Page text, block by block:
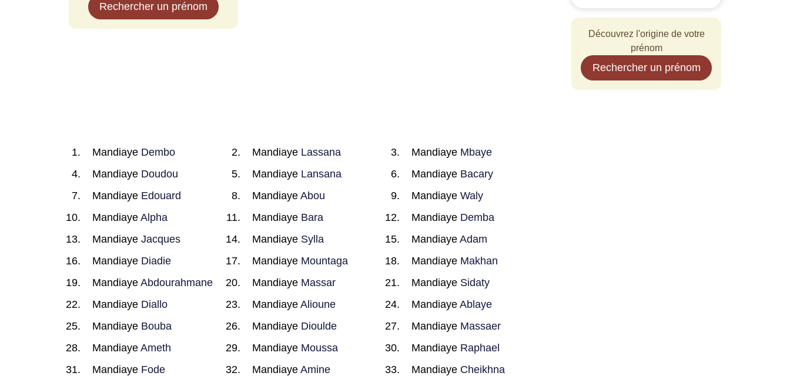
Rechercher un prénom
Mandiaye Dembo Mandiaye Lassana Mandiaye Mbaye
Mandiaye Doudou Mandiaye Lansana Mandiaye Bacary
Mandiaye Edouard Mandiaye Abou MandiayeWaly
Mandiaye Alpha Mandiaye Bara Mandiaye Demba
Mandiaye Jacques Mandiaye Sylla MandiayeAdam
Mandiaye Diadie Mandiaye Mountaga Mandiaye Makhan
Mandiaye Abdourahmane Mandiaye Massar Mandiaye Sidaty
Mandiaye Diallo Mandiaye Alioune MandiayeAblaye
Mandiaye Bouba Mandiaye Dioulde Mandiaye Massaer
Mandiaye Ameth Mandiaye Moussa Mandiaye Raphael
Mandiaye Fode Mandiaye Amine Mandiaye Cheikhna
Découvrez l'origine de votre
prénom
Rechercher un prénom